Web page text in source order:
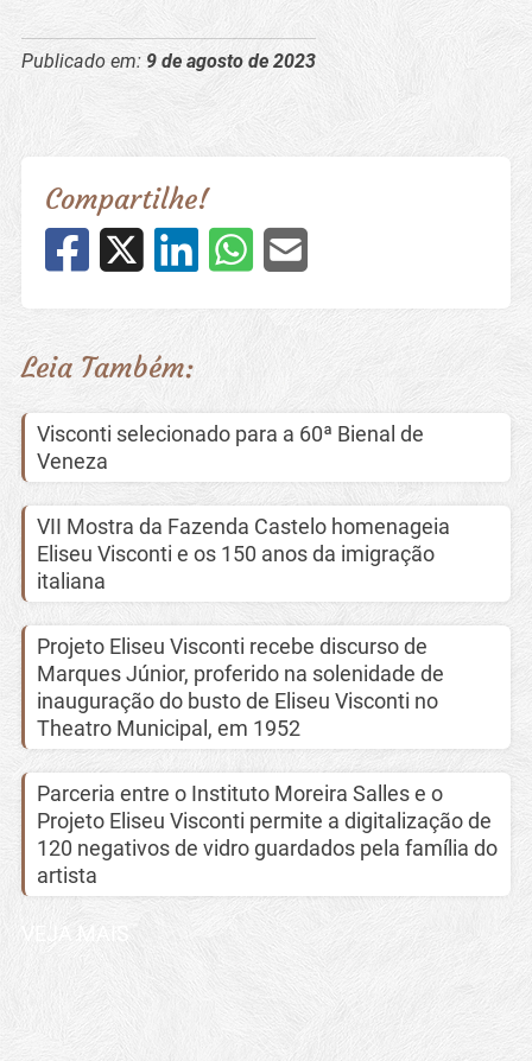
Publicado em: 9 de agosto de 2023
Compartilhe!
Leia Também:
Visconti selecionado para a 60ª Bienal de
Veneza
VII Mostra da Fazenda Castelo homenageia
Eliseu Visconti e os 150 anos da imigração
italiana
Projeto Eliseu Visconti recebe discurso de
Marques Júnior, proferido na solenidade de
inauguração do busto de Eliseu Visconti no
Theatro Municipal, em 1952
Parceria entre o Instituto Moreira Salles e o
Projeto Eliseu Visconti permite a digitalização de
120 negativos de vidro guardados pela família do
artista
VEJA MAIS